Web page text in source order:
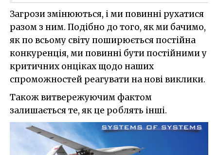
Загрози змінюються, і ми повинні рухатися
разом з ним. Подібно до того, як ми бачимо,
як по всьому світу поширюється постійна
конкуренція, ми повинні бути постійними у
критичних онціках щодо наших
спроможностей реагувати на нові виклики.
Також витвережуючим фактом
залишається те, як це роблять інші.